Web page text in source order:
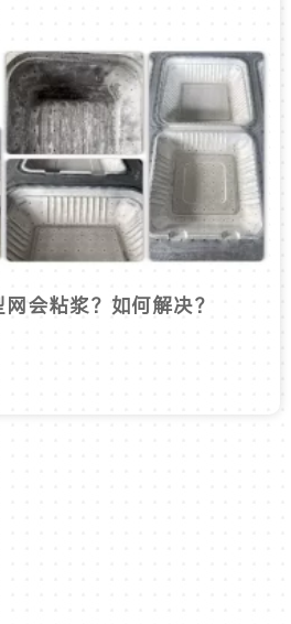
会粘浆？如何解决？